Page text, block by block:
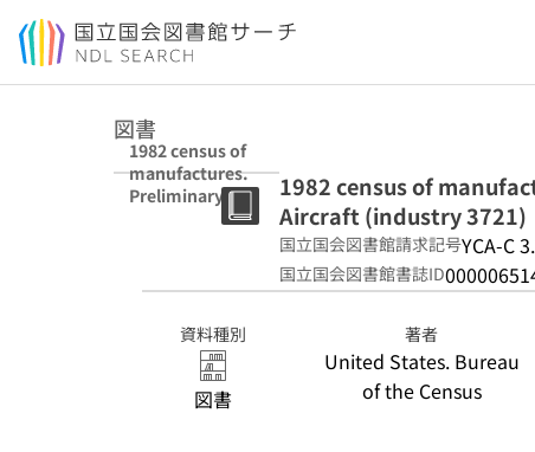
本文へ移動
図書
1982 census of
manufactures.
Preliminary
report. Industry
1982 census of
Aircraft (industry 3721)
国立国会図書館請求記号YCA-C
国立国会図書館書誌ID
資料種別
図書
著者
United States. Bureau
of the Census